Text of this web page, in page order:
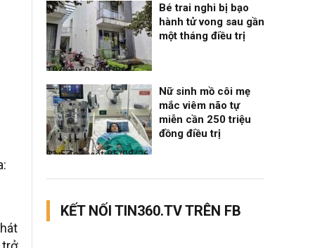
Thời sự
05/08/26, 12:06
Bé trai nghi bị bạo
hành tử vong sau gần
một tháng điều trị
Bạn đọc viết
05/08/26, 11:57
Nữ sinh mồ côi mẹ
mắc viêm não tự
miễn cần 250 triệu
đồng điều trị
KẾT NỐI TIN360.TV TRÊN FB